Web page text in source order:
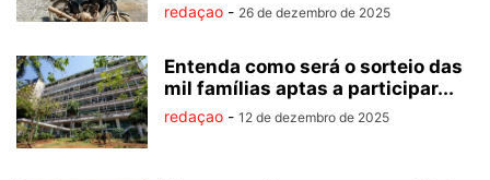
redaçao - 26 de dezembro de 2025
Entenda como será o sorteio das
mil famílias aptas a participar...
redaçao - 12 de dezembro de 2025